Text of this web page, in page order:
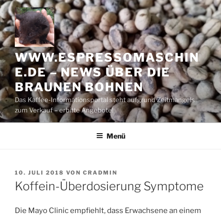
Zum
Inhalt
springen
WWW.ESPRESSOMASCHIN
E.DE – NEWS ÜBER DIE
BRAUNEN BOHNEN
Das Kaffee-Informationsportal steht aufgrund Zeitmangels
zum Verkauf – erbitte Angebote!
Menü
VERÖFFENTLICHT
AM
10. JULI 2018 VON CRADMIN
Koffein-Überdosierung Symptome
Die Mayo Clinic empfiehlt, dass Erwachsene an einem